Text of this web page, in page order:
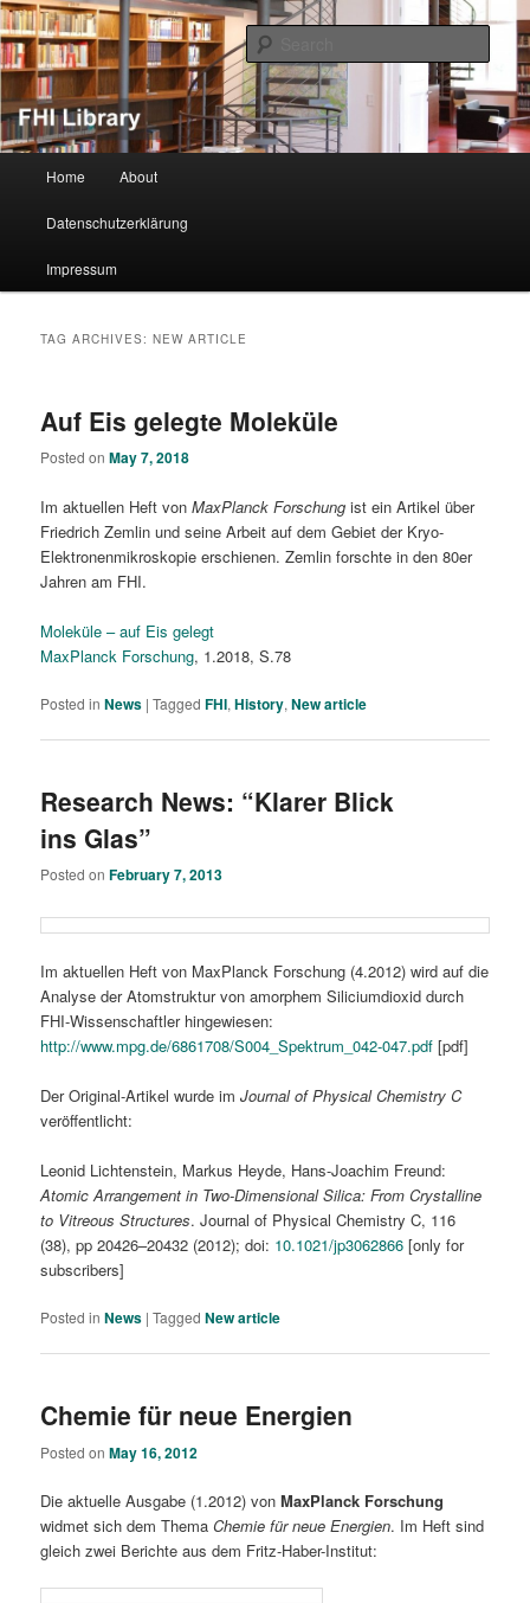
FHI Library
Skip to primary content
Skip to secondary content
Home About
Datenschutzerklärung
Impressum
TAG ARCHIVES:NEW ARTICLE
Auf Eis gelegte Moleküle
Posted onMay 7, 2018
Im aktuellen Heft vonMaxPlanck Forschung ist ein Artikel über
Friedrich Zemlin und seine Arbeit auf dem Gebiet der Kryo-
Elektronenmikroskopie erschienen. Zemlin forschte in den 80er
Jahren am FHI.
Moleküle – auf Eis gelegt
MaxPlanck Forschung, 1.2018, S.78
Posted in News |Tagged FHI,History,New article
Research News: “Klarer Blick
ins Glas”
Posted onFebruary 7, 2013
Im aktuellen Heft von MaxPlanck Forschung (4.2012) wird auf die
Analyse der Atomstruktur von amorphem Siliciumdioxid durch
FHI-Wissenschaftler hingewiesen:
http://www.mpg.de/6861708/S004_Spektrum_042-047.pdf [pdf]
Der Original-Artikel wurde imJournal of Physical Chemistry C
veröffentlicht:
Leonid Lichtenstein, Markus Heyde, Hans-Joachim Freund:
Atomic Arrangement in Two-Dimensional Silica: From Crystalline
to Vitreous Structures. Journal of Physical Chemistry C, 116
(38), pp 20426–20432 (2012); doi: 10.1021/jp3062866 [only for
subscribers]
Posted in News |Tagged New article
Chemie für neue Energien
Posted onMay 16, 2012
Die aktuelle Ausgabe (1.2012) vonMaxPlanck Forschung
widmet sich dem ThemaChemie für neue Energien. Im Heft sind
gleich zwei Berichte aus dem Fritz-Haber-Institut: